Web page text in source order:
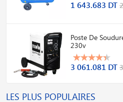
1 643.683 DT
Poste De
230v
3 061.081 DT
LES PLUS POPULAIRES